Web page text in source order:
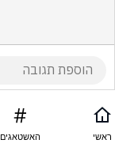
ראשי האשטאגים